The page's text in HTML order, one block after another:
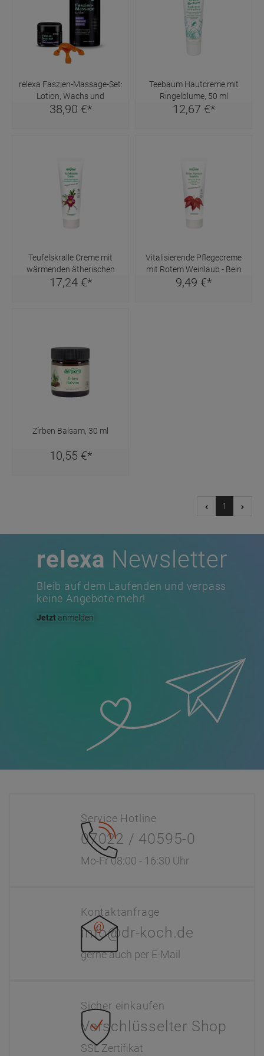
relexa Faszien-Massage-Set:
Lotion, Wachs und
Handmassage-Tool
38,90 €*
Teebaum Hautcreme mit
Ringelblume, 50 ml
12,67 €*
Teufelskralle Creme mit
wärmenden ätherischen
Ölen, 100 ml
17,24 €*
Vitalisierende Pflegecreme
mit Rotem Weinlaub - Bein
Aktiv, 100 ml
9,49 €*
Zirben Balsam, 30 ml
10,55 €*
1
relexa Newsletter
Bleib auf dem Laufenden und verpass
keine Angebote mehr!
Jetzt anmelden
Service Hotline
07022 / 40595-0
Mo-Fr 08:00 - 16:30 Uhr
Kontaktanfrage
info@dr-koch.de
gerne auch per E-Mail
Sicher einkaufen
Verschlüsselter Shop
SSL Zertifikat